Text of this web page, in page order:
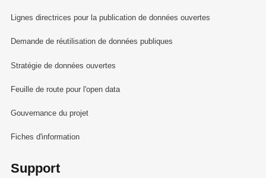
Lignes directrices pour la publication de données ouvertes
Demande de réutilisation de données publiques
Stratégie de données ouvertes
Feuille de route pour l'open data
Gouvernance du projet
Fiches d'information
Support